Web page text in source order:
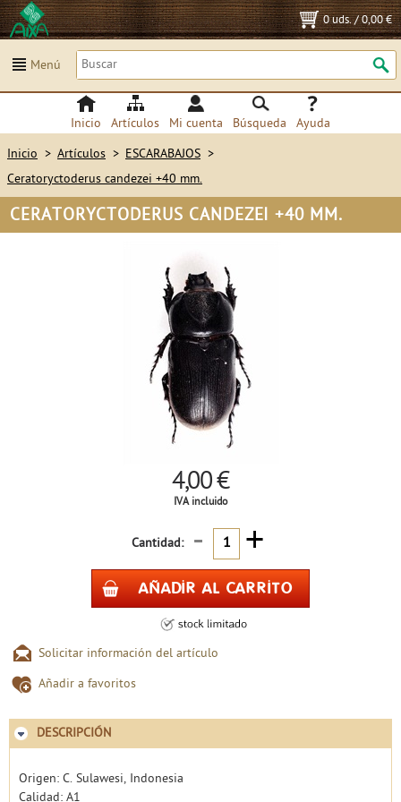
0 uds./0,00 €
Menú
Inicio Artículos Mi cuenta Búsqueda Ayuda
Inicio > Artículos > ESCARABAJOS >
Ceratoryctoderus candezei +40 mm.
CERATORYCTODERUS CANDEZEI +40 MM.
4,00 €
IVA incluido
Cantidad: - +
Solicitar información del artículo
Añadir a favoritos
DESCRIPCIÓN
Origen: C. Sulawesi, Indonesia
Calidad: A1